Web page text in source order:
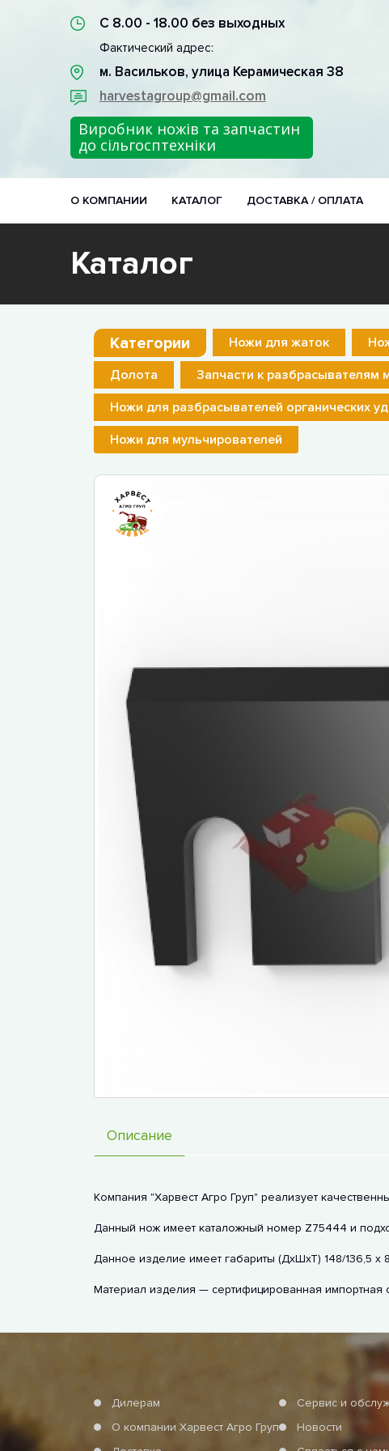
С 8.00 - 18.00 без выходных
Фактический адрес:
м. Васильков, улица Керамическая 38
harvestagroup@gmail.com
Виробник ножів та запчастин
до сільгосптехніки
О КОМПАНИИ КАТАЛОГ ДОСТАВКА / ОПЛАТА
Каталог
Категории Ножи для жаток
Долота
Запчасти к разбрасывателям
Ножи для разбрасывателей органических
Ножи для мульчирователей
Описание
Компания "Харвест Агро Груп" реализует
Данный нож имеет каталожный номер Z75444 и
Данное изделие имеет габариты (ДхШхТ) 148/136,5 х
Материал изделия — сертифицированная импортная
Дилерам
О компании Харвест Агро Груп
Сервис и
Новости